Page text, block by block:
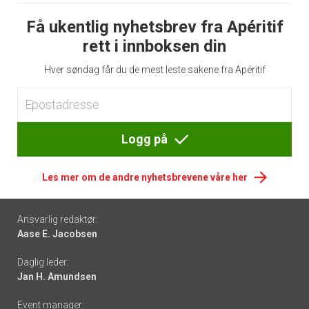
Få ukentlig nyhetsbrev fra Apéritif
rett i innboksen din
Hver søndag får du de mest leste sakene fra Apéritif
Logg på
Les mer om de andre nyhetsbrevene våre her
Footer
-
links
Ansvarlig redaktør:
Aase E. Jacobsen
Daglig leder:
Jan H. Amundsen
Event manager: